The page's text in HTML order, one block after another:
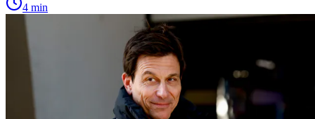
4 min